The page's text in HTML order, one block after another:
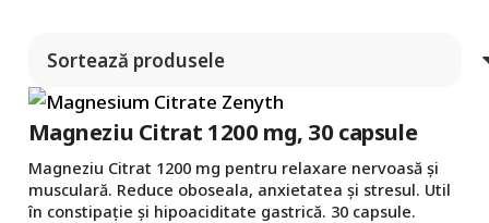
Magneziu Citrat 1200 mg, 30 capsule
Magneziu Citrat 1200 mg pentru relaxare nervoasă și
musculară. Reduce oboseala, anxietatea și stresul. Util
în constipație și hipoaciditate gastrică. 30 capsule.